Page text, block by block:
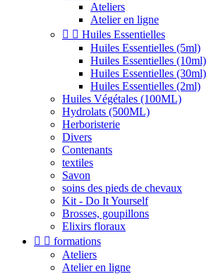
Ateliers
Atelier en ligne
  Huiles Essentielles
Huiles Essentielles (5ml)
Huiles Essentielles (10ml)
Huiles Essentielles (30ml)
Huiles Essentielles (2ml)
Huiles Végétales (100ML)
Hydrolats (500ML)
Herboristerie
Divers
Contenants
textiles
Savon
soins des pieds de chevaux
Kit - Do It Yourself
Brosses, goupillons
Elixirs floraux
  formations
Ateliers
Atelier en ligne